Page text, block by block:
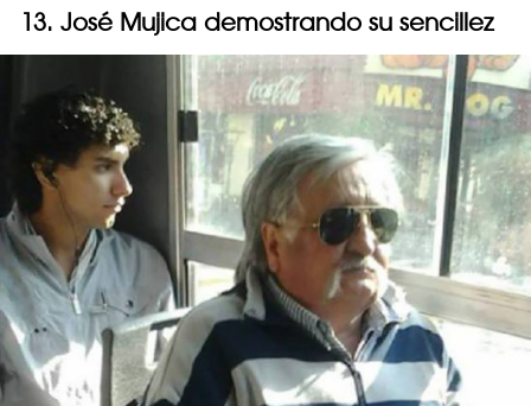
13. José Mujica demostrando su sencillez